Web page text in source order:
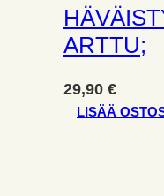
ARTTU;
29,90 €
LISÄÄ